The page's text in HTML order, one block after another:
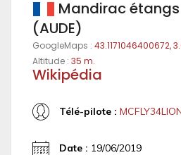
Mandirac
(AUDE)
GoogleMaps : 43.1171046400672,
Altitude : 35 m.
Wikipédia
Télé-pilote :
Date : 19/06/2019